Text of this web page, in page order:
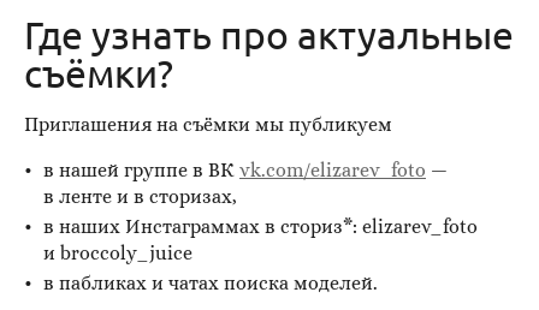
Где узнать про актуальные
съёмки?
Приглашения на съёмки мы публикуем
в нашей группе в ВК vk.com/elizarev_foto —
в ленте и в сторизах,
в наших Инстаграммах в сториз*: elizarev_foto
и broccoly_juice
в пабликах и чатах поиска моделей.